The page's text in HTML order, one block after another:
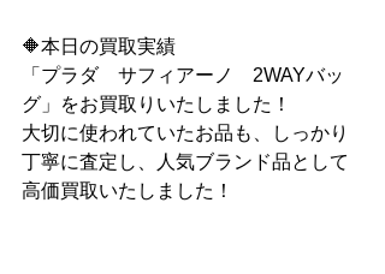
🔶本日の買取実績
「プラダ　サフィアーノ　2WAYバッ
グ」をお買取りいたしました！
大切に使われていたお品も、しっかり
丁寧に査定し、人気ブランド品として
高価買取いたしました！